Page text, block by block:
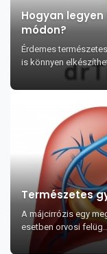
Hogyan
módon?
Érdemes
is könnyen
Természetes
A májcirrózis egy
esetben orvosi